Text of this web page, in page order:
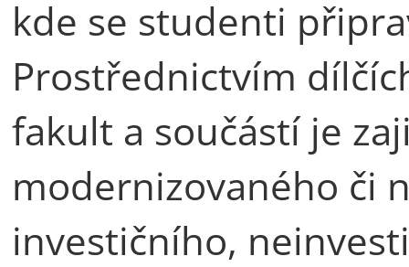
kde se studenti
Prostřednictvím
fakult a součástí je
modernizovaného či
investičního,